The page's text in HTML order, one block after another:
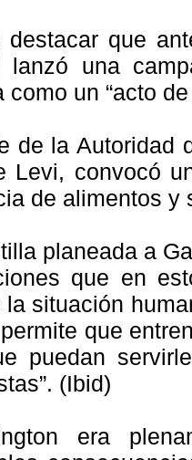
destacar que
lanzó una
como un “acto
de la Autoridad
Levi, convocó
de alimentos y
planeada a
que en
la situación
que
puedan
(Ibid)
era